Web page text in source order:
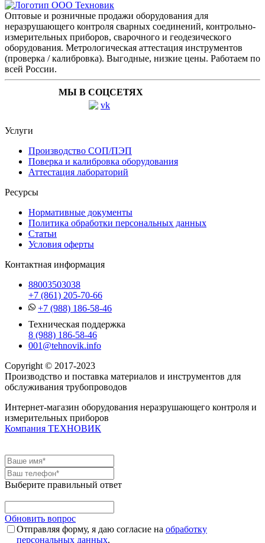
Оптовые и розничные продажи оборудования для
неразрушающего контроля сварных соединений, контрольно-
измерительных приборов, сварочного и геодезического
оборудования. Метрологическая аттестация инструментов
(проверка / калибровка). Выгодные, низкие цены. Работаем по
всей России.
МЫ В СОЦСЕТЯХ
Услуги
Производство СОП/ПЭП
Поверка и калибровка оборудования
Аттестация лабораторий
Ресурсы
Нормативные документы
Политика обработки персональных данных
Статьи
Условия оферты
Контактная информация
88003503038
+7 (861) 205-70-66
+7 (988) 186-58-46
Техническая поддержка
8 (988) 186-58-46
001@tehnovik.info
Copyright © 2017-2023
Производство и поставка материалов и инструментов для
обслуживания трубопроводов
Интернет-магазин оборудования неразрушающего контроля и
измерительных приборов
Компания ТЕХНОВИК
Выберите правильный ответ
Обновить вопрос
Отправляя форму, я даю согласие на обработку
персональных данных.